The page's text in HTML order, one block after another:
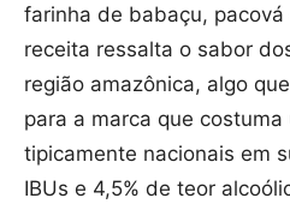
farinha de babaçu,
receita ressalta o sabor
região amazônica, algo
para a marca que
tipicamente nacionais em
IBUs e 4,5% de teor